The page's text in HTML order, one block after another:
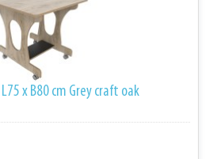
x B80 cm Grey craft oak